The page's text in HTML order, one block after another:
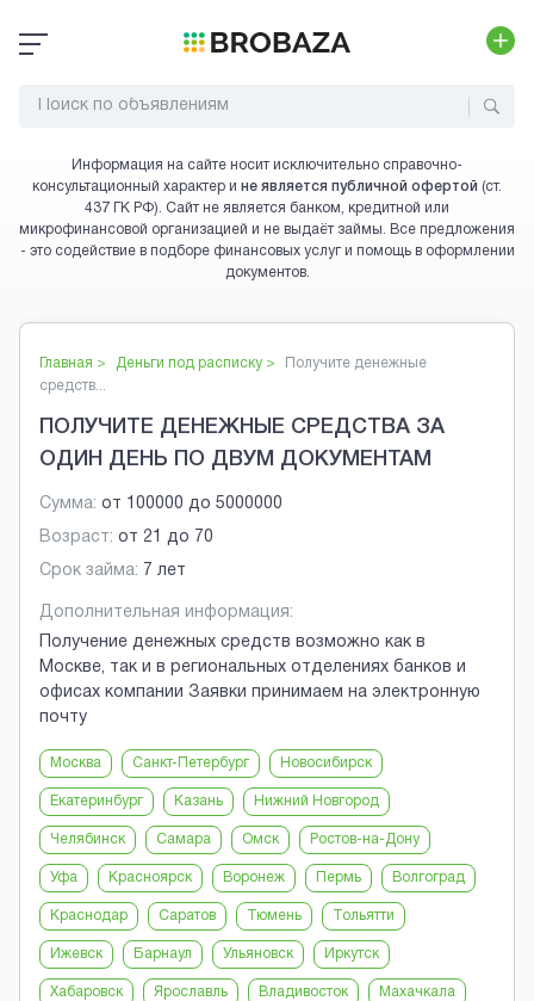
Информация на сайте носит исключительно справочно-
консультационный характер и не является публичной офертой (ст.
437 ГК РФ). Сайт не является банком, кредитной или
микрофинансовой организацией и не выдаёт займы. Все предложения
- это содействие в подборе финансовых услуг и помощь в оформлении
документов.
Главная > Деньги под расписку >
Получите денежные
средств...
ПОЛУЧИТЕ ДЕНЕЖНЫЕ СРЕДСТВА ЗА
ОДИН ДЕНЬ ПО ДВУМ ДОКУМЕНТАМ
Сумма: от 100000 до 5000000
Возраст: от 21 до 70
Срок займа: 7 лет
Дополнительная информация:
Получение денежных средств возможно как в
Москве, так и в региональных отделениях банков и
офисах компании Заявки принимаем на электронную
почту
Москва Санкт-Петербург Новосибирск
Екатеринбург Казань Нижний Новгород
Челябинск Самара Омск Ростов-на-Дону
Уфа Красноярск Воронеж Пермь Волгоград
Краснодар Саратов Тюмень Тольятти
Ижевск Барнаул Ульяновск Иркутск
Хабаровск Ярославль Владивосток Махачкала